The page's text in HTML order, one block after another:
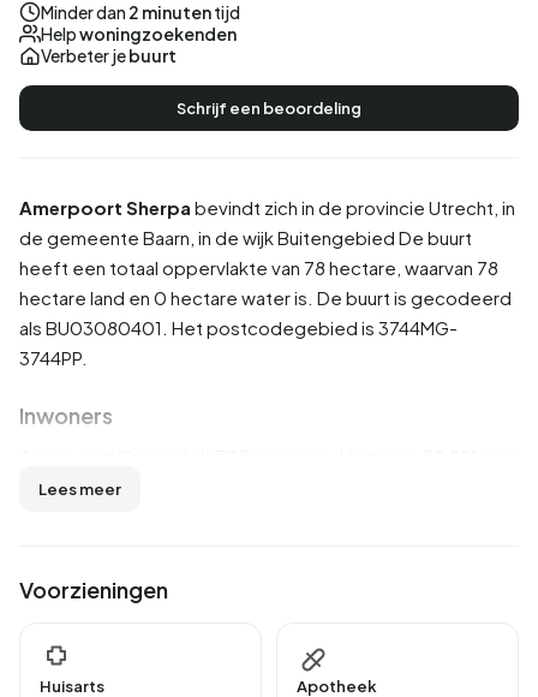
Amerpoort Sherpa bevindt zich in de provincie Utrecht , in
de gemeente Baarn , in de wijkBuitengebied De buurt
heeft een totaal oppervlakte van 78 hectare, waarvan 78
hectare land en 0 hectare water is. De buurt is gecodeerd
als BU03080401. Het postcodegebied is 3744MG-
3744PP.
Inwoners
en 41,1% vrouw. De meeste inwoners zijn 45 tot 65 jaar
ongehuwd en 2,1% is gehuwd. 580 inwoners komen uit
buiten Europa.
Lees meer
Voorzieningen
Huisarts
Apotheek
Minder dan 2 minutentijd
Helpwoningzoekenden
Verbeter jebuurt
Schrijf een beoordeling